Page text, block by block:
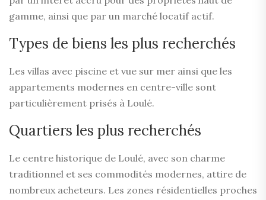
gamme, ainsi que par un marché locatif actif.
Types de biens les plus recherchés
Les villas avec piscine et vue sur mer ainsi que les
appartements modernes en centre-ville sont
particulièrement prisés à Loulé.
Quartiers les plus recherchés
Le centre historique de Loulé, avec son charme
traditionnel et ses commodités modernes, attire de
nombreux acheteurs. Les zones résidentielles proches